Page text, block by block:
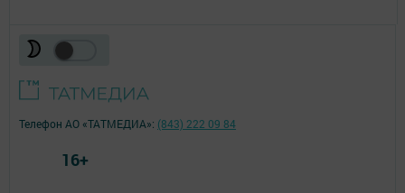
Телефон АО «ТАТМЕДИА»: (843) 222 09 84
16+